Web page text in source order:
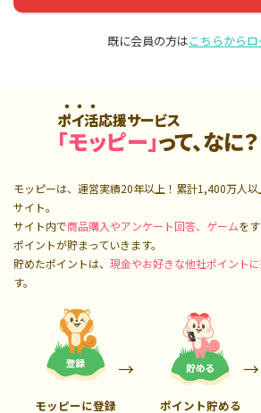
既に会員の方はこちらから
ポイ活応援サービス
「モッピー」って、なに？
モッピーは、運営実績20年以上！累計1,400万人以
サイト。
サイト内で商品購入やアンケート回答、ゲームを
ポイントが貯まっていきます。
貯めたポイントは、 現金やお好きな他社ポイント
す。
モッピーに登録 ポイント貯める